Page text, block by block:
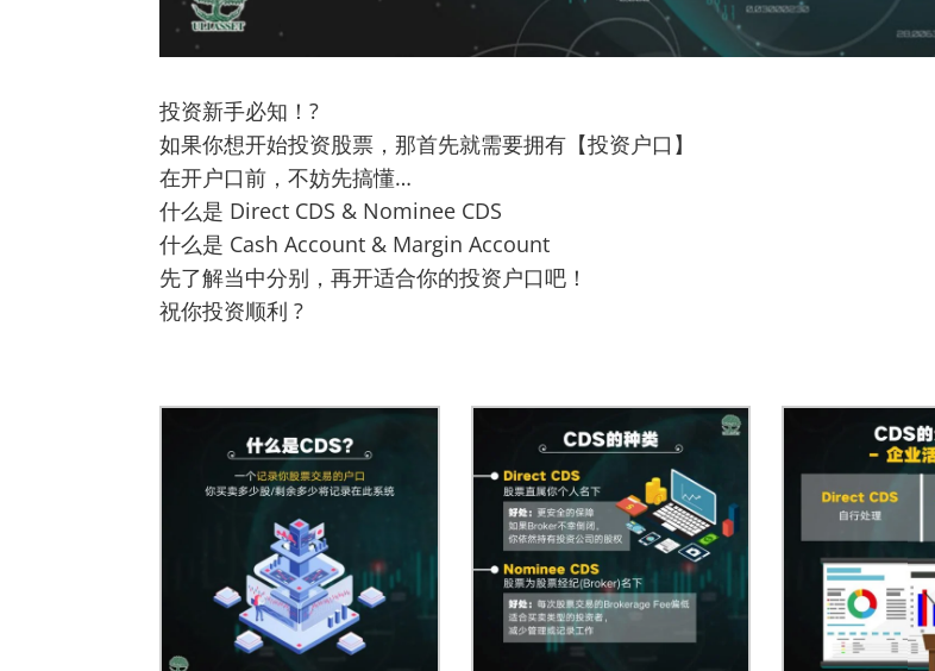
投资新手必知！?
如果你想开始投资股票，那首先就需要拥有【投资户口】
在开户口前，不妨先搞懂…
什么是 Direct CDS & Nominee CDS
什么是 Cash Account & Margin Account
先了解当中分别，再开适合你的投资户口吧！
祝你投资顺利 ?